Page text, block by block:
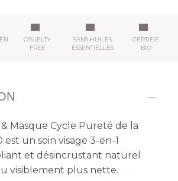
CRUELTY
FREE
SANS HUILES
ESSENTIELLES
CERTIFIÉ
BIO
Masque Cycle Pureté de la
est un soin visage 3-en-1
et désincrustant naturel
visiblement plus nette.